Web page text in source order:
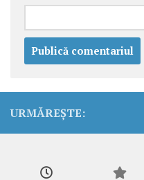
URMĂREȘTE: